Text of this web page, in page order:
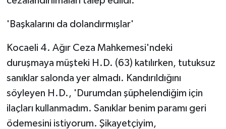
'Başkalarını da dolandırmışlar'
Kocaeli 4. Ağır Ceza Mahkemesi'ndeki
duruşmaya müşteki H.D. (63) katılırken, tutuksuz
sanıklar salonda yer almadı. Kandırıldığını
söyleyen H.D., 'Durumdan şüphelendiğim için
ilaçları kullanmadım. Sanıklar benim paramı geri
ödemesini istiyorum. Şikayetçiyim,